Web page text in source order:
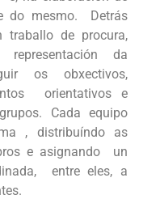
do mesmo. Detrás
traballo de procura,
da
os obxectivos,
orientativos e
Cada equipo
, distribuíndo as
e asignando un
entre eles, a